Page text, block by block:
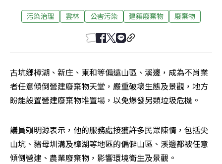
污染治理 雲林 公害污染 建築廢棄物 廢棄物
古坑鄉樟湖、新庄、東和等偏遠山區、溪邊，成為不肖業
者任意傾倒營建廢棄物天堂，嚴重破壞生態及景觀，地方
盼能設置營建廢棄物堆置場，以免爆發另類垃圾危機。
議員賴明源表示，他的服務處接獲許多民眾陳情，包括尖
山坑、豬母圳溝及樟湖等地區的偏僻山區、溪邊都被任意
傾倒營建、農業廢棄物，影響環境衛生及景觀。